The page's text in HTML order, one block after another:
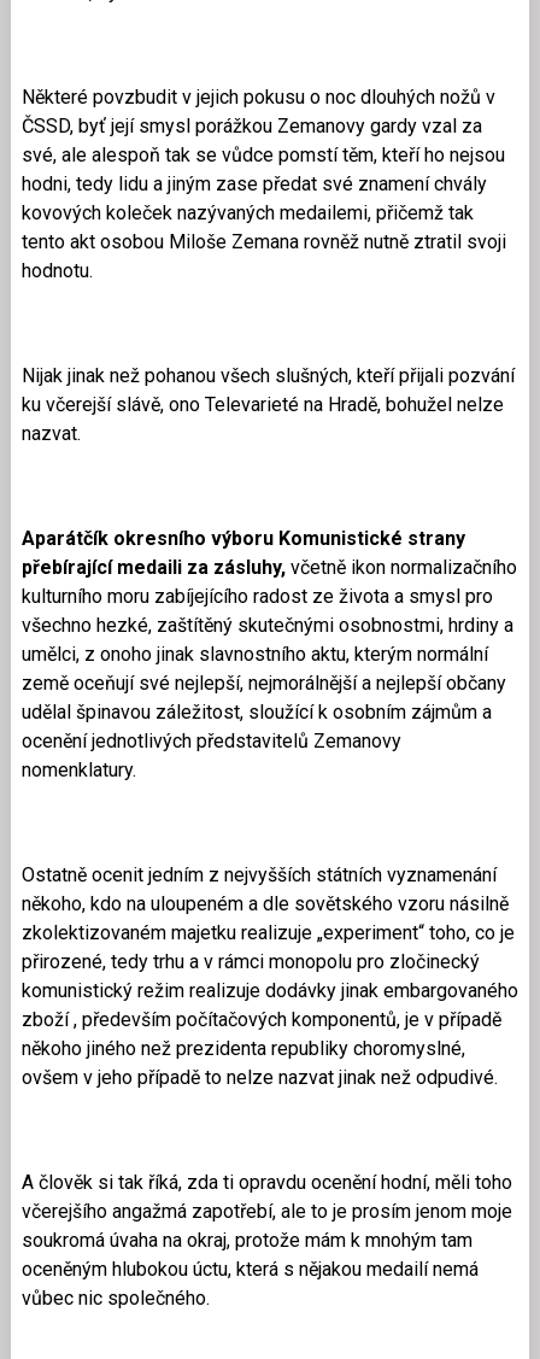
Některé povzbudit v jejich pokusu o noc dlouhých nožů v
ČSSD, byť její smysl porážkou Zemanovy gardy vzal za
své, ale alespoň tak se vůdce pomstí těm, kteří ho nejsou
hodni, tedy lidu a jiným zase předat své znamení chvály
kovových koleček nazývaných medailemi, přičemž tak
tento akt osobou Miloše Zemana rovněž nutně ztratil svoji
hodnotu.
Nijak jinak než pohanou všech slušných, kteří přijali pozvání
ku včerejší slávě, ono Televarieté na Hradě, bohužel nelze
nazvat.
Aparátčík okresního výboru Komunistické strany
přebírající medaili za zásluhy,včetně ikon normalizačního
kulturního moru zabíjejícího radost ze života a smysl pro
všechno hezké, zaštítěný skutečnými osobnostmi, hrdiny a
umělci, z onoho jinak slavnostního aktu, kterým normální
země oceňují své nejlepší, nejmorálnější a nejlepší občany
udělal špinavou záležitost, sloužící k osobním zájmům a
ocenění jednotlivých představitelů Zemanovy
nomenklatury.
Ostatně ocenit jedním z nejvyšších státních vyznamenání
někoho, kdo na uloupeném a dle sovětského vzoru násilně
zkolektizovaném majetku realizuje „experiment“ toho, co je
přirozené, tedy trhu a v rámci monopolu pro zločinecký
komunistický režim realizuje dodávky jinak embargovaného
zboží , především počítačových komponentů, je v případě
někoho jiného než prezidenta republiky choromyslné,
ovšem v jeho případě to nelze nazvat jinak než odpudivé.
A člověk si tak říká, zda ti opravdu ocenění hodní, měli toho
včerejšího angažmá zapotřebí, ale to je prosím jenom moje
soukromá úvaha na okraj, protože mám k mnohým tam
oceněným hlubokou úctu, která s nějakou medailí nemá
vůbec nic společného.